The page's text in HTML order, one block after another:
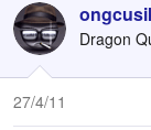
Dragon
27/4/11